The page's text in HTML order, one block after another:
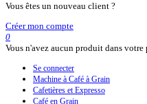
Vous êtes un nouveau client ?
Créer mon compte
0
Vous n'avez aucun produit dans votre
Se connecter
Machine à Café à Grain
Cafetières et Expresso
Café en Grain